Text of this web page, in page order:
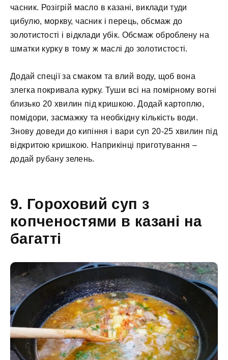
часник. Розігрій масло в казані, виклади туди
цибулю, моркву, часник і перець, обсмаж до
золотистості і відклади убік. Обсмаж оброблену на
шматки курку в тому ж маслі до золотистості.
Додай спеції за смаком та влий воду, щоб вона
злегка покривала курку. Туши всі на помірному вогні
близько 20 хвилин під кришкою. Додай картоплю,
помідори, засмажку та необхідну кількість води.
Знову доведи до кипіння і вари суп 20-25 хвилин під
відкритою кришкою. Наприкінці приготування –
додай рубану зелень.
9. Гороховий суп з
копченостями в казані на
багатті